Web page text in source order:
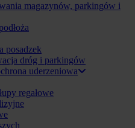
magazynów, parkingów i
posadzek
dróg i parkingów
uderzeniowa
regałowe